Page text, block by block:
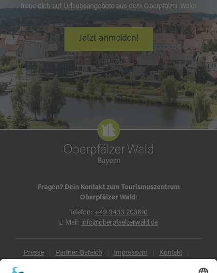
freue dich auf Urlaubsangebote aus dem Oberpfälzer Wald!
Jetzt anmelden!
Fragen? Dein Kontakt zum Tourismuszentrum
Oberpfälzer Wald:
Telefon: +49 9433 203810
E-Mail: info@oberpfaelzerwald.de
Presse Partner-Bereich Impressum Kontakt
Datenschutz